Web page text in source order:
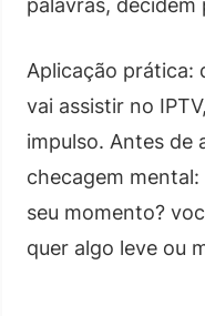
palavras,
Aplicação prática:
vai assistir no
impulso. Antes de
checagem
seu momento?
quer algo leve ou